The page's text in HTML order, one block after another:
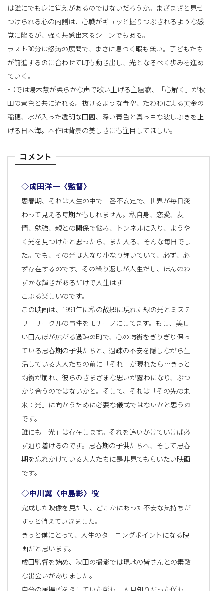
は誰にでも身に覚えがあるのではないだろうか。まざまざと見せ
つけられる心の内側は、心臓がギュッと握りつぶされるような感
覚に陥るが、強く共感出来るシーンでもある。
ラスト30分は怒涛の展開で、まさに息つく暇も無い。子どもたち
が前進するのに合わせて町も動き出し、光となるべく歩みを進め
ていく。
EDでは湯木慧が柔らかな声で歌い上げる主題歌、「心解く」が秋
田の景色と共に流れる。抜けるような青空、たわわに実る黄金の
稲穂、水が入った透明な田園、深い青色と真っ白な波しぶきを上
げる日本海。本作は背景の美しさにも注目してほしい。
コメント
◇成田洋一〈監督〉
思春期、それは人生の中で一番不安定で、世界が毎日変
わって見える時期かもしれません。私自身、恋愛、友
情、勉強、親との関係で悩み、トンネルに入り、ようや
く光を見つけたと思ったら、また入る、そんな毎日でし
た。でも、その光は大なり小なり輝いていて、必ず、必
ず存在するのです。その繰り返しが人生だし、ほんのわ
ずかな輝きがあるだけで人生はす
こぶる楽しいのです。
この映画は、1991年に私の故郷に現れた緑の光とミステ
リーサークルの事件をモチーフにしてます。もし、美し
い田んぼが広がる過疎の町で、心の均衡をぎりぎり保っ
ている思春期の子供たちと、過疎の不安を隠しながら生
活している大人たちの前に「それ」が現れたら…きっと
均衡が崩れ、彼らのさまざまな思いが露わになり、ぶつ
かり合うのではないかと。そして、それは「その先の未
来：光」に向かうために必要な儀式ではないかと思うの
です。
誰にも「光」は存在します。それを追いかけていけば必
ず辿り着けるのです。思春期の子供たちへ、そして思春
期を忘れかけている大人たちに是非見てもらいたい映画
です。
◇中川翼〈中島彰〉役
完成した映像を見た時、どこかにあった不安な気持ちが
すっと消えていきました。
きっと僕にとって、人生のターニングポイントになる映
画だと思います。
成田監督を始め、秋田の撮影では現地の皆さんとの素敵
な出会いがありました。
自分の居場所を探していた彰も、人見知りだった僕も、